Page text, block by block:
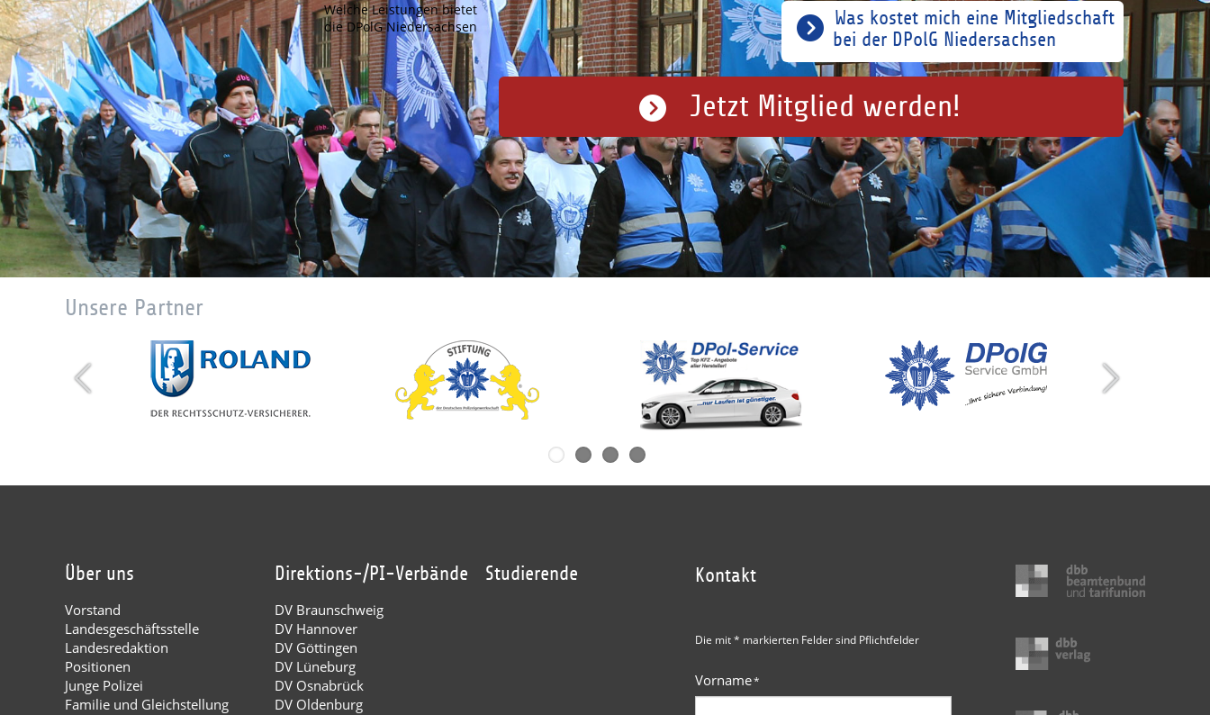
Was kostet mich eine Mitgliedschaft
bei der DPolG Niedersachsen
Welche Leistungen bietet
die DPolG Niedersachsen
Jetzt Mitglied werden!
Unsere Partner
Über uns
Vorstand
Landesgeschäftsstelle
Landesredaktion
Positionen
Junge Polizei
Familie und Gleichstellung
Direktions-/PI-Verbände
DV Braunschweig
DV Hannover
DV Göttingen
DV Lüneburg
DV Osnabrück
DV Oldenburg
Studierende Kontakt
Die mit * markierten Felder sind Pflichtfelder
Vorname*